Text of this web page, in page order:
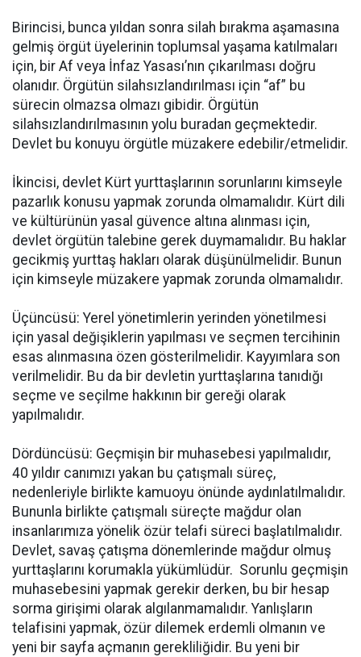
Birincisi, bunca yıldan sonra silah bırakma aşamasına
gelmiş örgüt üyelerinin toplumsal yaşama katılmaları
için, bir Af veya İnfaz Yasası’nın çıkarılması doğru
olanıdır. Örgütün silahsızlandırılması için “af” bu
sürecin olmazsa olmazı gibidir. Örgütün
silahsızlandırılmasının yolu buradan geçmektedir.
Devlet bu konuyu örgütle müzakere edebilir/etmelidir.
İkincisi, devlet Kürt yurttaşlarının sorunlarını kimseyle
pazarlık konusu yapmak zorunda olmamalıdır. Kürt dili
ve kültürünün yasal güvence altına alınması için,
devlet örgütün talebine gerek duymamalıdır. Bu haklar
gecikmiş yurttaş hakları olarak düşünülmelidir. Bunun
için kimseyle müzakere yapmak zorunda olmamalıdır.
Üçüncüsü: Yerel yönetimlerin yerinden yönetilmesi
için yasal değişiklerin yapılması ve seçmen tercihinin
esas alınmasına özen gösterilmelidir. Kayyımlara son
verilmelidir. Bu da bir devletin yurttaşlarına tanıdığı
seçme ve seçilme hakkının bir gereği olarak
yapılmalıdır.
Dördüncüsü: Geçmişin bir muhasebesi yapılmalıdır,
40 yıldır canımızı yakan bu çatışmalı süreç,
nedenleriyle birlikte kamuoyu önünde aydınlatılmalıdır.
Bununla birlikte çatışmalı süreçte mağdur olan
insanlarımıza yönelik özür telafi süreci başlatılmalıdır.
Devlet, savaş çatışma dönemlerinde mağdur olmuş
yurttaşlarını korumakla yükümlüdür. Sorunlu geçmişin
muhasebesini yapmak gerekir derken, bu bir hesap
sorma girişimi olarak algılanmamalıdır. Yanlışların
telafisini yapmak, özür dilemek erdemli olmanın ve
yeni bir sayfa açmanın gerekliliğidir. Bu yeni bir